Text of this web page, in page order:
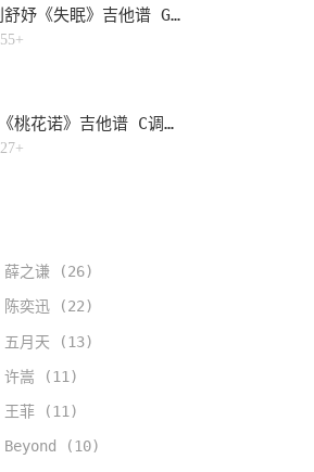
Suki刘舒妤《失眠》吉他谱 G调指法弹唱谱
邓紫棋《桃花诺》吉他谱 C调指法弹唱谱
薛之谦 (26)
陈奕迅 (22)
五月天 (13)
许嵩 (11)
王菲 (11)
Beyond (10)